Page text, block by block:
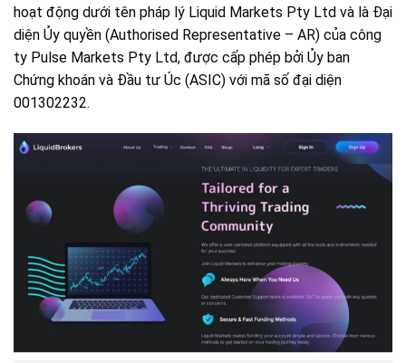
hoạt động dưới tên pháp lý Liquid Markets Pty Ltd và là Đại
diện Ủy quyền (Authorised Representative – AR) của công
ty Pulse Markets Pty Ltd, được cấp phép bởi Ủy ban
Chứng khoán và Đầu tư Úc (ASIC) với mã số đại diện
001302232.